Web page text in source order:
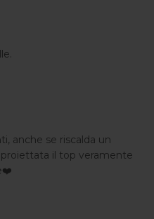
anche se riscalda un
il top veramente